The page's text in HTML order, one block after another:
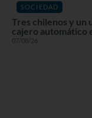
SOCIEDAD
Tres chilenos y un
cajero automático
07/08/26